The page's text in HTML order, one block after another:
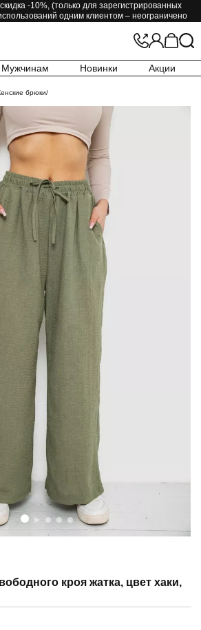
-10%, (только для зарегистрированных
одним клиентом – неограничено
Мужчинам Новинки Акции
брюки/
кроя жатка, цвет хаки,